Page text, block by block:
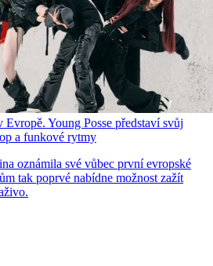
Young Posse představí svůj
a funkové rytmy
oznámila své vůbec první evropské
tak poprvé nabídne možnost zažít